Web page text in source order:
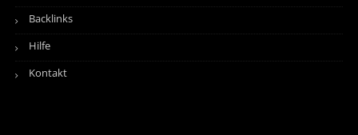
Backlinks
Hilfe
Kontakt